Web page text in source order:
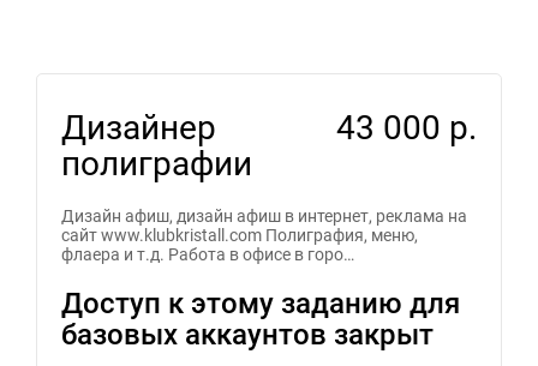
Дизайнер
полиграфии
43 000 р.
Дизайн афиш, дизайн афиш в интернет, реклама на
сайт www.klubkristall.com Полиграфия, меню,
флаера и т.д. Работа в офисе в горо…
Доступ к этому заданию для
базовых аккаунтов закрыт